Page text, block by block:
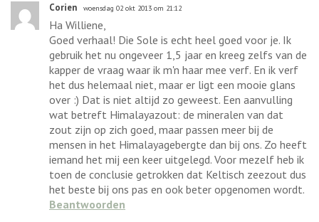
Corien woensdag 02 okt 2013 om 21:12
Ha Williene,
Goed verhaal! Die Sole is echt heel goed voor je. Ik
gebruik het nu ongeveer 1,5 jaar en kreeg zelfs van de
kapper de vraag waar ik m'n haar mee verf. En ik verf
het dus helemaal niet, maar er ligt een mooie glans
over :) Dat is niet altijd zo geweest. Een aanvulling
wat betreft Himalayazout: de mineralen van dat
zout zijn op zich goed, maar passen meer bij de
mensen in het Himalayagebergte dan bij ons. Zo heeft
iemand het mij een keer uitgelegd. Voor mezelf heb ik
toen de conclusie getrokken dat Keltisch zeezout dus
het beste bij ons pas en ook beter opgenomen wordt.
Beantwoorden